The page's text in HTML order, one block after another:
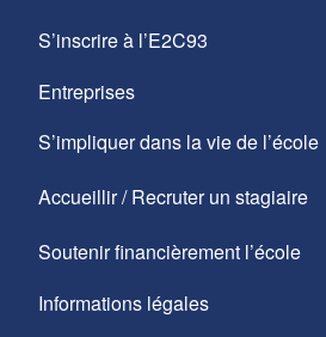
S’inscrire à l’E2C93
Entreprises
S’impliquer dans la vie de l’école
Accueillir / Recruter un stagiaire
Soutenir financièrement l’école
Informations légales